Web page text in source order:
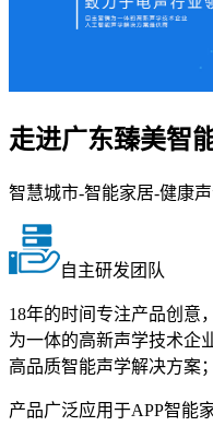
走进广东臻美智
智慧城市-智能家居-健康
自主研发团队
18年的时间专注产品创意
为一体的高新声学技术企
高品质智能声学解决方案；
产品广泛应用于APP智能